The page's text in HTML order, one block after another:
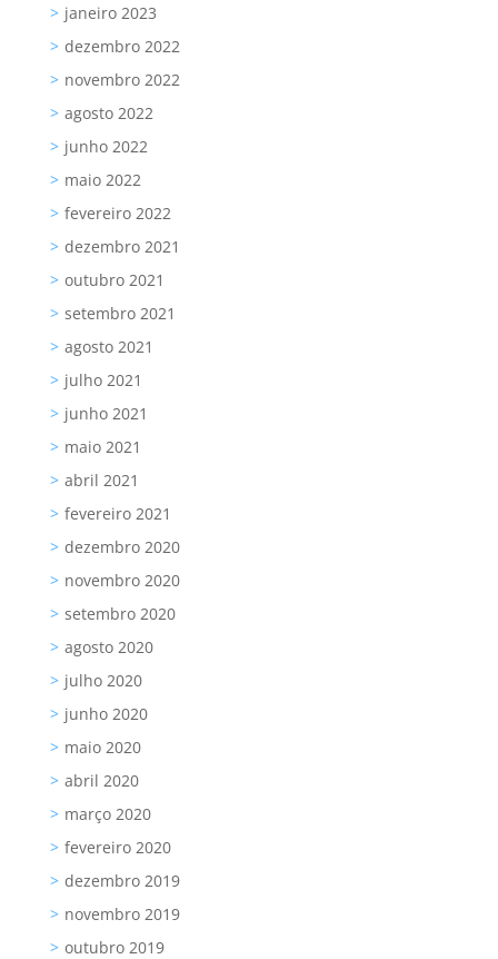
janeiro 2023
dezembro 2022
novembro 2022
agosto 2022
junho 2022
maio 2022
fevereiro 2022
dezembro 2021
outubro 2021
setembro 2021
agosto 2021
julho 2021
junho 2021
maio 2021
abril 2021
fevereiro 2021
dezembro 2020
novembro 2020
setembro 2020
agosto 2020
julho 2020
junho 2020
maio 2020
abril 2020
março 2020
fevereiro 2020
dezembro 2019
novembro 2019
outubro 2019